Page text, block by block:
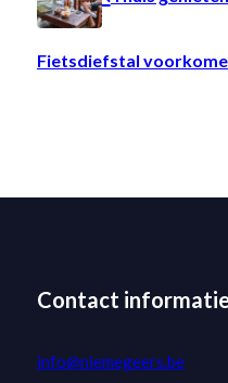
Contact
info@niemegeers.be